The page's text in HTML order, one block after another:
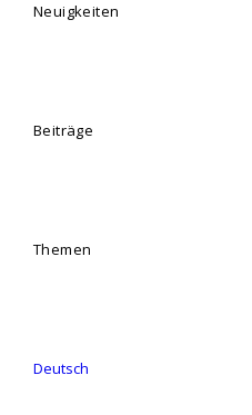
Neuigkeiten
Beiträge
Themen
Deutsch